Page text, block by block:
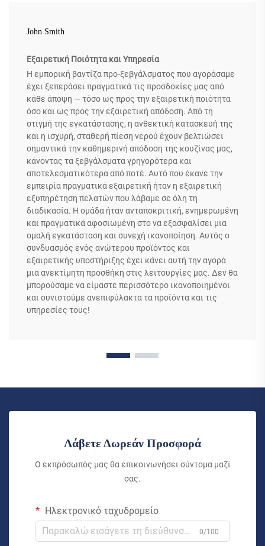
John Smith
Εξαιρετική Ποιότητα και Υπηρεσία
Η εμπορική βαντίζα προ-ξεβγάλσματος που αγοράσαμε
έχει ξεπεράσει πραγματικά τις προσδοκίες μας από
κάθε άποψη — τόσο ως προς την εξαιρετική ποιότητα
όσο και ως προς την εξαιρετική απόδοση. Από τη
στιγμή της εγκατάστασης, η ανθεκτική κατασκευή της
και η ισχυρή, σταθερή πίεση νερού έχουν βελτιώσει
σημαντικά την καθημερινή απόδοση της κουζίνας μας,
κάνοντας τα ξεβγάλσματα γρηγορότερα και
αποτελεσματικότερα από ποτέ. Αυτό που έκανε την
εμπειρία πραγματικά εξαιρετική ήταν η εξαιρετική
εξυπηρέτηση πελατών που λάβαμε σε όλη τη
διαδικασία. Η ομάδα ήταν ανταποκριτική, ενημερωμένη
και πραγματικά αφοσιωμένη στο να εξασφαλίσει μια
ομαλή εγκατάσταση και συνεχή ικανοποίηση. Αυτός ο
συνδυασμός ενός ανώτερου προϊόντος και
εξαιρετικής υποστήριξης έχει κάνει αυτή την αγορά
μια ανεκτίμητη προσθήκη στις λειτουργίες μας. Δεν θα
μπορούσαμε να είμαστε περισσότερο ικανοποιημένοι
και συνιστούμε ανεπιφύλακτα τα προϊόντα και τις
υπηρεσίες τους!
Λάβετε Δωρεάν Προσφορά
Ο εκπρόσωπός μας θα επικοινωνήσει σύντομα μαζί
σας.
Ηλεκτρονικό ταχυδρομείο
0/100